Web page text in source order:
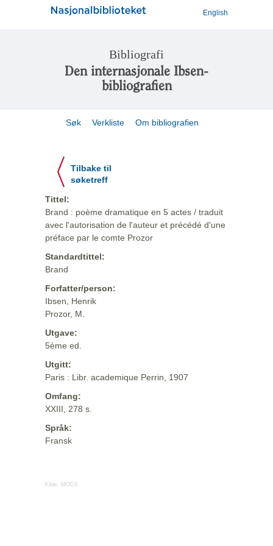
English
Bibliografi
Den internasjonale Ibsen-
bibliografien
Søk Verkliste Om bibliografien
Tilbake til
søketreff
Tittel:
Brand : poème dramatique en 5 actes / traduit
avec l'autorisation de l'auteur et précédé d'une
préface par le comte Prozor
Standardtittel:
Brand
Forfatter/person:
Ibsen, Henrik
Prozor, M.
Utgave:
5ème ed.
Utgitt:
Paris : Libr. academique Perrin, 1907
Omfang:
XXIII, 278 s.
Språk:
Fransk
Kilde: MODS